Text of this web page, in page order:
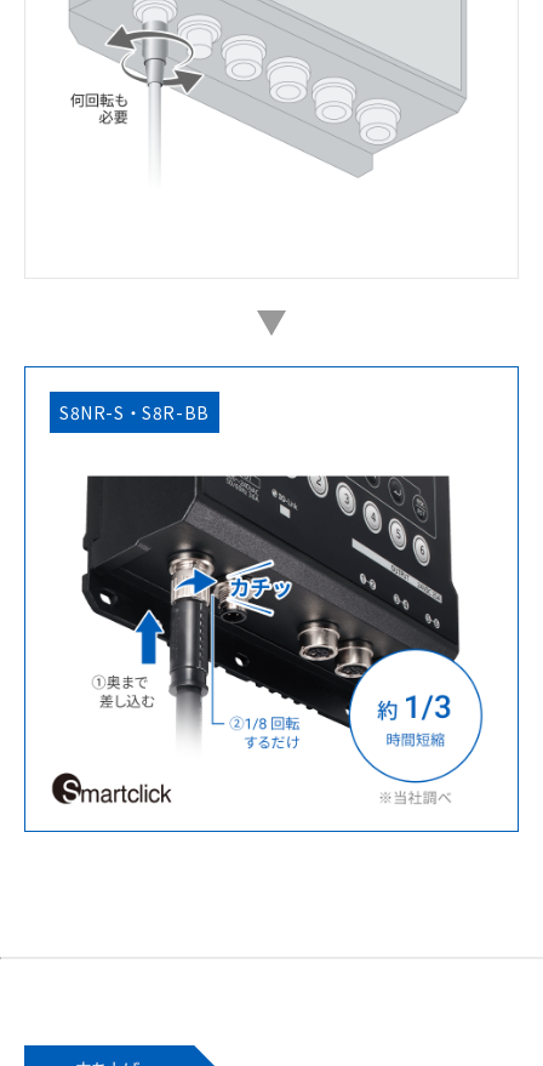
S8NR-S・S8R-BB